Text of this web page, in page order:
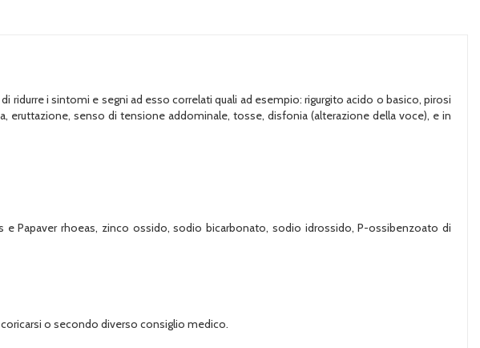
i sintomi e segni ad esso correlati quali ad esempio: rigurgito acido o basico, pirosi
senso di tensione addominale, tosse, disfonia (alterazione della voce), e in
Papaver rhoeas, zinco ossido, sodio bicarbonato, sodio idrossido, P-ossibenzoato di
o secondo diverso consiglio medico.